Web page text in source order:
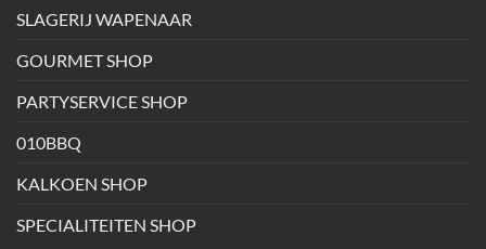
SLAGERIJ WAPENAAR
GOURMET SHOP
PARTYSERVICE SHOP
010BBQ
KALKOEN SHOP
SPECIALITEITEN SHOP